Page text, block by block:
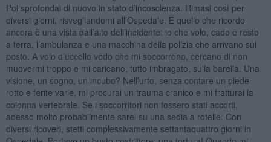
Poi sprofondai di nuovo in stato d’incoscienza. Rimasi così per
diversi giorni, risvegliandomi all’Ospedale. E quello che ricordo
ancora è una vista dall’alto dell’incidente: io che volo, cado e resto
a terra, l’ambulanza e una macchina della polizia che arrivano sul
posto. A volo d’uccello vedo che mi soccorrono, cercano di non
muovermi troppo e mi caricano, tutto imbragato, sulla barella. Una
visione, un sogno, un incubo? Nell’urto, senza contare un piede
rotto e ferite varie, mi procurai un trauma cranico e mi fratturai la
colonna vertebrale. Se i soccorritori non fossero stati accorti,
adesso molto probabilmente sarei su una sedia a rotelle. Con
diversi ricoveri, stetti complessivamente settantaquattro giorni in